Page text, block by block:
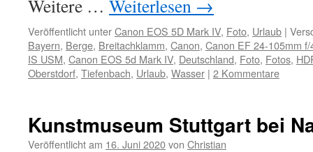
Weitere … Weiterlesen →
Veröffentlicht unterCanon EOS 5D Mark IV, Foto, Urlaub |
Bayern, Berge, Breitachklamm, Canon, Canon EF 24-105mm
IS USM, Canon EOS 5d Mark IV, Deutschland, Foto, Fotos,
Oberstdorf, Tiefenbach, Urlaub, Wasser | 2 Kommentare
Kunstmuseum Stuttgart bei
Veröffentlicht am 16. Juni 2020von Christian